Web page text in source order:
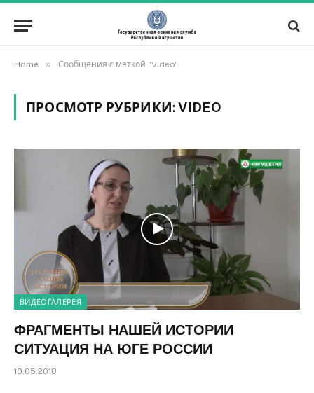
Home » Сообщения с меткой "Video"
ПРОСМОТР РУБРИКИ:VIDEO
ВИДЕОГАЛЕРЕЯ
ФРАГМЕНТЫ НАШЕЙ ИСТОРИИ
СИТУАЦИЯ НА ЮГЕ РОССИИ
10.05.2018